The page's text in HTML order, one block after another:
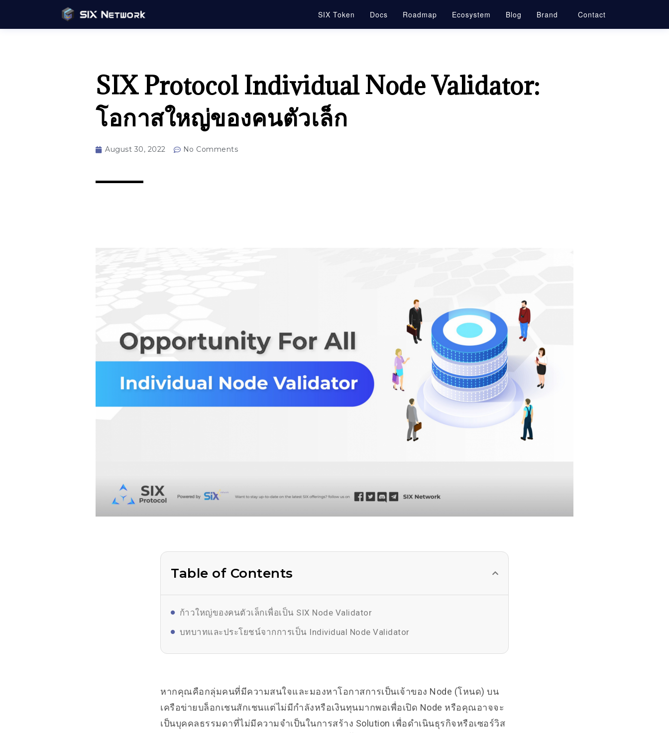
SIX Token Docs Roadmap Ecosystem Blog Brand Contact
SIX Protocol Individual Node Validator:
โอกาสใหญ่ของคนตัวเล็ก
August 30, 2022 No Comments
Table of Contents
ก้าวใหญ่ของคนตัวเล็กเพื่อเป็น SIX Node Validator
บทบาทและประโยชน์จากการเป็น Individual Node Validator
หากคุณคือกลุ่มคนที่มีความสนใจและมองหาโอกาสการเป็นเจ้าของ Node (โหนด) บน
เครือข่ายบล็อกเชนสักเชนแต่ไม่มีกำลังหรือเงินทุนมากพอเพื่อเปิด Node หรือคุณอาจจะ
เป็นบุคคลธรรมดาที่ไม่มีความจำเป็นในการสร้าง Solution เพื่อดำเนินธุรกิจหรือเซอร์วิส